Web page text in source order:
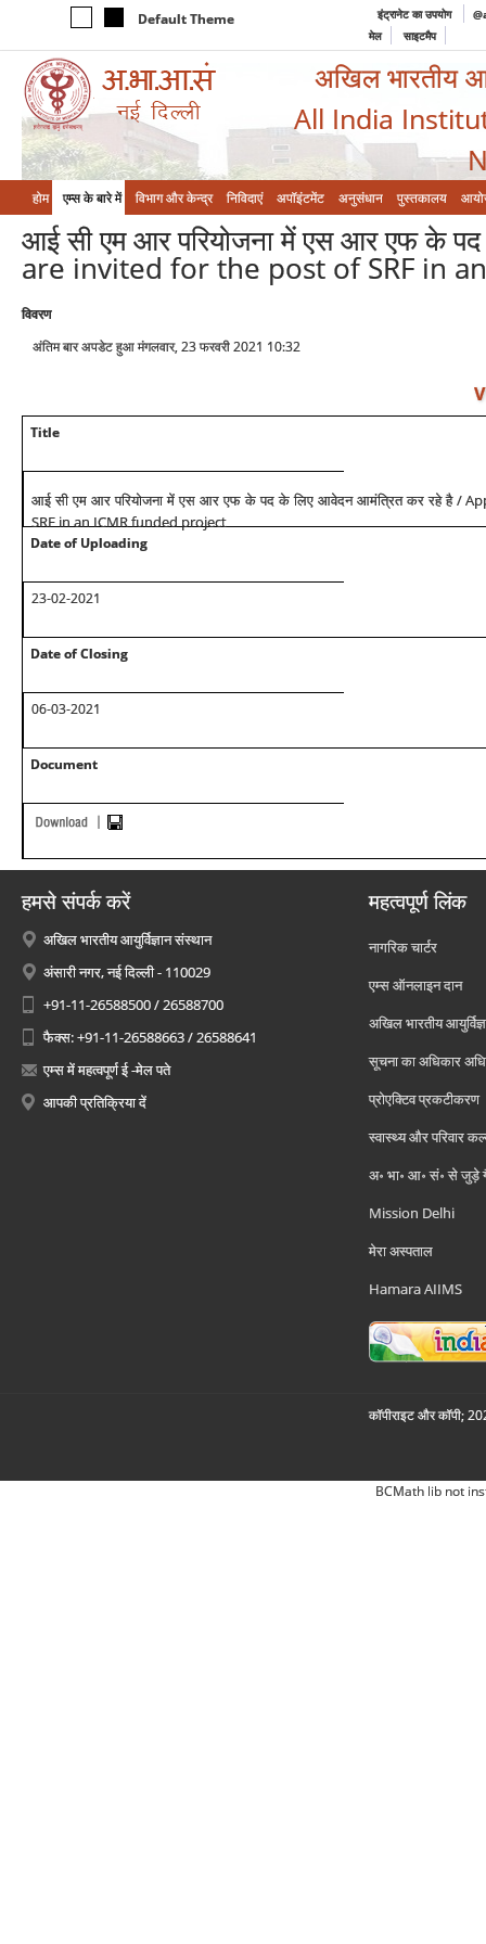
Default Theme इंट्रानेट का उपयोग
मेल
साइटमैप
अखिल भारतीय
All India
होम एम्‍स के बारे में विभाग और केन्‍द्र निविदाएं अपॉइंटमेंट अनुसंधान पुस्तकालय
आई सी एम आर परियोजना में एस आर एफ के
are invited for the post of SRF in
विवरण
अंतिम बार अपडेट हुआ मंगलवार, 23 फरवरी 2021 10:32
Title
आई सी एम आर परियोजना में एस आर एफ के पद के लिए आवेदन आमंत्रित कर रहे है /
SRF in an ICMR funded project
Date of Uploading
23-02-2021
Date of Closing
06-03-2021
Document
हमसे संपर्क करें
अखिल भारतीय आयुर्विज्ञान संस्थान
अंसारी नगर, नई दिल्ली - 110029
+91-11-26588500 / 26588700
फैक्स: +91-11-26588663 / 26588641
एम्स में महत्वपूर्ण ई -मेल पते
आपकी प्रतिक्रिया दें
महत्वपूर्ण लिंक
नागरिक चार्टर
एम्स ऑनलाइन दान
अखिल भारतीय
सूचना का अधिकार
प्रोएक्टिव प्रकटीकरण
स्वास्थ्य और परिवार
अ॰ भा॰ आ॰ सं॰ से जुड़े
Mission Delhi
मेरा अस्पताल
Hamara AIIMS
कॉपीराइट और कॉपी;
BCMath lib not